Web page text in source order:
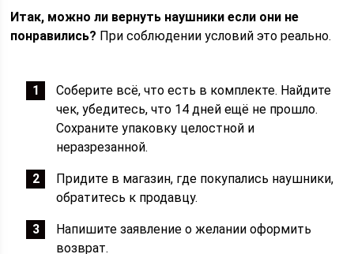
Итак, можно ли вернуть наушники если они не
понравились? При соблюдении условий это реально.
Соберите всё, что есть в комплекте. Найдите
чек, убедитесь, что 14 дней ещё не прошло.
Сохраните упаковку целостной и
неразрезанной.
Придите в магазин, где покупались наушники,
обратитесь к продавцу.
Напишите заявление о желании оформить
возврат.